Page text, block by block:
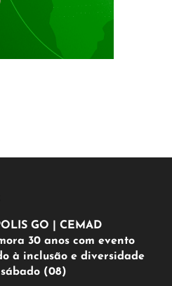
GO | CEMAD
30 anos com evento
à inclusão e diversidade
(08)